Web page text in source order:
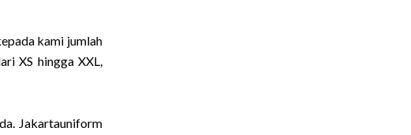
kami jumlah
XS hingga XXL,
Jakartauniform